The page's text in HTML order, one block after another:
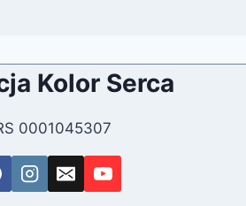
Kolor Serca
0001045307